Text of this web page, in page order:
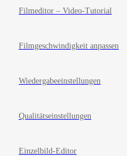
Filmeditor – Video-Tutorial
Filmgeschwindigkeit anpassen
Wiedergabeeinstellungen
Qualitätseinstellungen
Einzelbild-Editor